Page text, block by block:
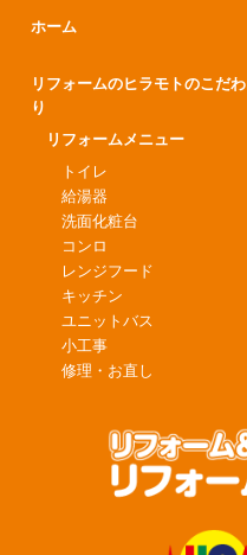
ホーム
リフォームのヒラモトのこだわ
り
リフォームメニュー
トイレ
給湯器
洗面化粧台
コンロ
レンジフード
キッチン
ユニットバス
小工事
修理・お直し